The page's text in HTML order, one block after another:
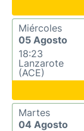
Miércoles
05 Agosto
18:23
Lanzarote
(ACE)
Martes
04 Agosto